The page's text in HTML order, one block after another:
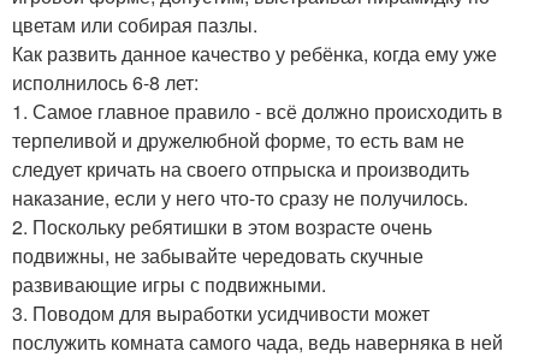
цветам или собирая пазлы.
Как развить данное качество у ребёнка, когда ему уже
исполнилось 6-8 лет:
1. Самое главное правило - всё должно происходить в
терпеливой и дружелюбной форме, то есть вам не
следует кричать на своего отпрыска и производить
наказание, если у него что-то сразу не получилось.
2. Поскольку ребятишки в этом возрасте очень
подвижны, не забывайте чередовать скучные
развивающие игры с подвижными.
3. Поводом для выработки усидчивости может
послужить комната самого чада, ведь наверняка в ней